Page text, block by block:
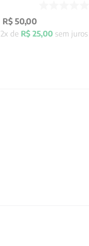
R$ 50,00
2x de R$ 25,00sem juros